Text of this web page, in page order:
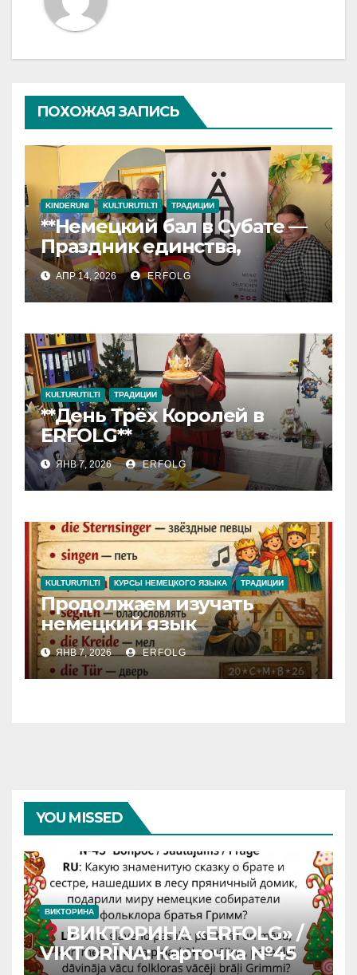
ПОХОЖАЯ ЗАПИСЬ
KINDERUNI KULTURUTILTI ТРАДИЦИИ
**Немецкий бал в Субате —
Праздник единства,
культуры и успеха!**
АПР 14, 2026 ERFOLG
KULTURUTILTI ТРАДИЦИИ
**День Трёх Королей в
ERFOLG**
ЯНВ 7, 2026 ERFOLG
KULTURUTILTI КУРСЫ НЕМЕЦКОГО ЯЗЫКА ТРАДИЦИИ
Продолжаем изучать
немецкий язык
ЯНВ 7, 2026 ERFOLG
YOU MISSED
ВИКТОРИНА
ВИКТОРИНА «ERFOLG» /
VIKTORĪNA: Карточка №45